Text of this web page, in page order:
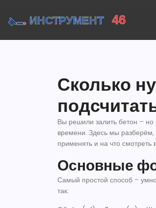
Сколько
Вы решили залить бетон – но
времени. Здесь мы
применять и на что смотреть
Основные
Самый простой способ –
так: